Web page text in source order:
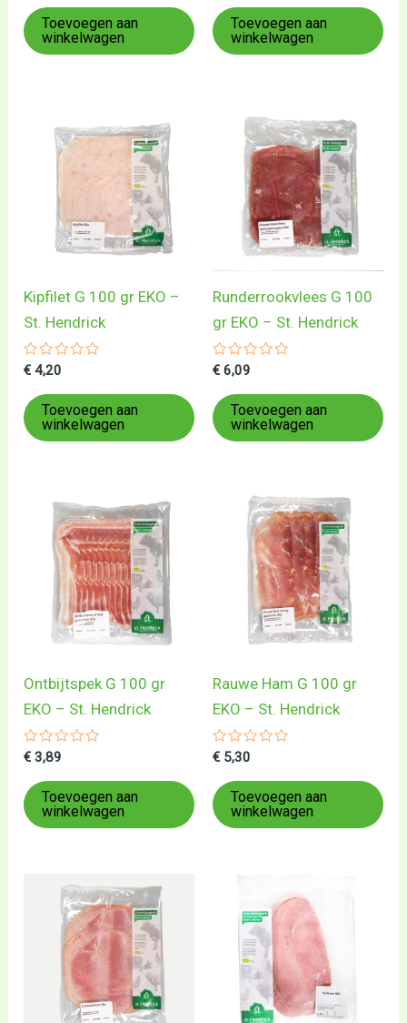
uit
5
Toevoegen aan
winkelwagen
uit
5
Toevoegen aan
winkelwagen
Kipfilet G 100 gr EKO –
St. Hendrick
Gewaardeerd
uit
5
€ 4,20
Toevoegen aan
winkelwagen
Runderrookvlees G 100
gr EKO – St. Hendrick
Gewaardeerd
uit
5
€ 6,09
Toevoegen aan
winkelwagen
Ontbijtspek G 100 gr
EKO – St. Hendrick
Gewaardeerd
uit
5
€ 3,89
Toevoegen aan
winkelwagen
Rauwe Ham G 100 gr
EKO – St. Hendrick
Gewaardeerd
uit
5
€ 5,30
Toevoegen aan
winkelwagen